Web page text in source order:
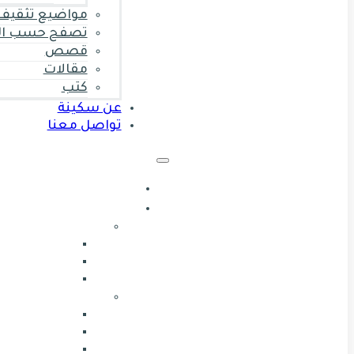
مواضيع
تصفح حسب
قصص
مقالات
كتب
عن سكينة
تواصل معنا